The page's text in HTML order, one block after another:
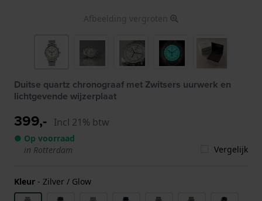
Afbeelding vergroten
Duitse quartz chronograaf met Zwitsers uurwerk en
lichtgevende wijzerplaat
399,- Incl 21% btw
● Op voorraad
in Rotterdam
Vergelijk
Kleur - Zilver / Glow